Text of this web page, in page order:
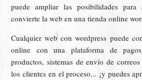
puede ampliar las posibilidades para
convierte la web en una tienda online
Cualquier web con wordpress puede
online con una plataforma de
productos, sistemas de envío de
los clientes en el proceso... ¡y puedes